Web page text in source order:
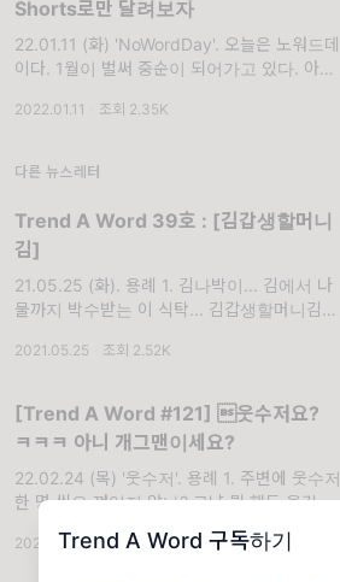
Trend A Word 구독하기
Shorts로만 달려보자
22.01.11 (화) 'NoWordDay'. 오늘은 노워드데
이다. 1월이 벌써 중순이 되어가고 있다. 아니
건가... 뭔가 애매하게 짧은데... 유튜브에 요즘
2022.01.11 조회 2.35K
다른 뉴스레터
Trend A Word 39호 : [김갑생할머니
김]
21.05.25 (화). 용례 1. 김나박이... 김에서 나
물까지 박수받는 이 식탁... 김갑생할머니김과
들까봐 두려웠는데, 김갑생할머니김이 나와서
2021.05.25 조회 2.52K
[Trend A Word #121] 웃수저요?
ㅋㅋㅋ 아니 개그맨이세요?
22.02.24 (목) '웃수저'. 용례 1. 주변에 웃수저
한 명 씩은 껴있지 않나? 그냥 뭘 해도 웃긴 친
구도 있고, 그렇게 웃긴 상황마다 껴있는 친구
들도 있고... 이 OO 씨 2. 주변에 웃수저 없으
2022.02.24 · 조회 11.6K